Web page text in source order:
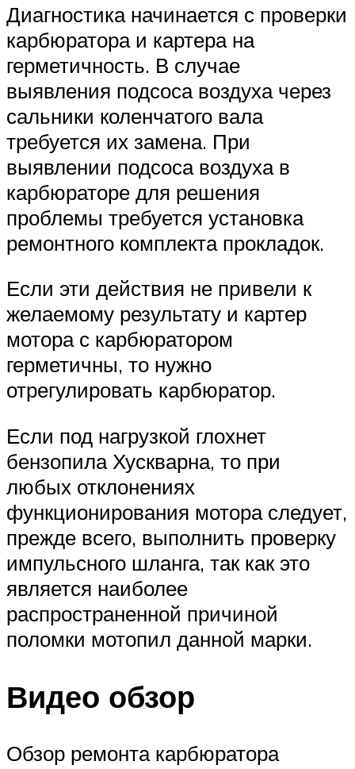
Диагностика начинается с проверки
карбюратора и картера на
герметичность. В случае
выявления подсоса воздуха через
сальники коленчатого вала
требуется их замена. При
выявлении подсоса воздуха в
карбюраторе для решения
проблемы требуется установка
ремонтного комплекта прокладок.
Если эти действия не привели к
желаемому результату и картер
мотора с карбюратором
герметичны, то нужно
отрегулировать карбюратор.
Если под нагрузкой глохнет
бензопила Хускварна, то при
любых отклонениях
функционирования мотора следует,
прежде всего, выполнить проверку
импульсного шланга, так как это
является наиболее
распространенной причиной
поломки мотопил данной марки.
Видео обзор
Обзор ремонта карбюратора